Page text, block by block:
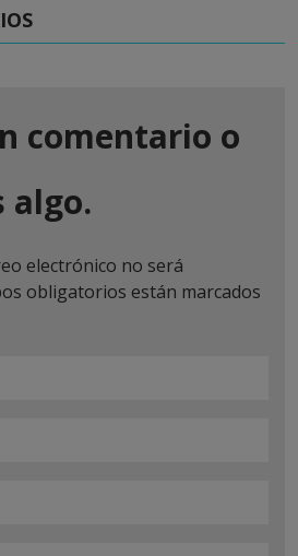
comentario o
algo.
electrónico no será
obligatorios están marcados